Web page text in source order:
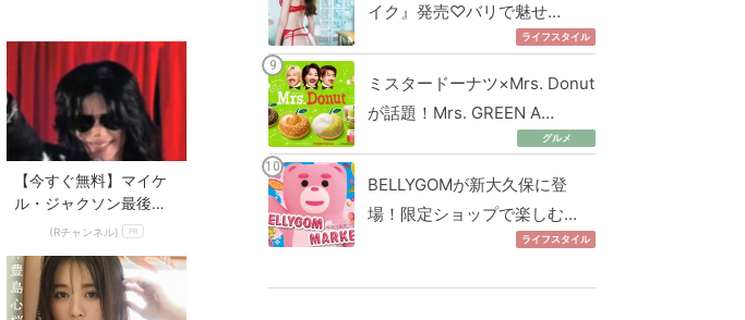
【今すぐ無料】マイケ
ル・ジャクソン最後の
真実をRチャンネルで
(Rチャンネル) PR
イク』発売♡バリで魅せ…
ライフスタイル
ミスタードーナツ×Mrs. Donut
が話題！Mrs. GREEN A…
グルメ
BELLYGOMが新大久保に登
場！限定ショップで楽しむ…
ライフスタイル